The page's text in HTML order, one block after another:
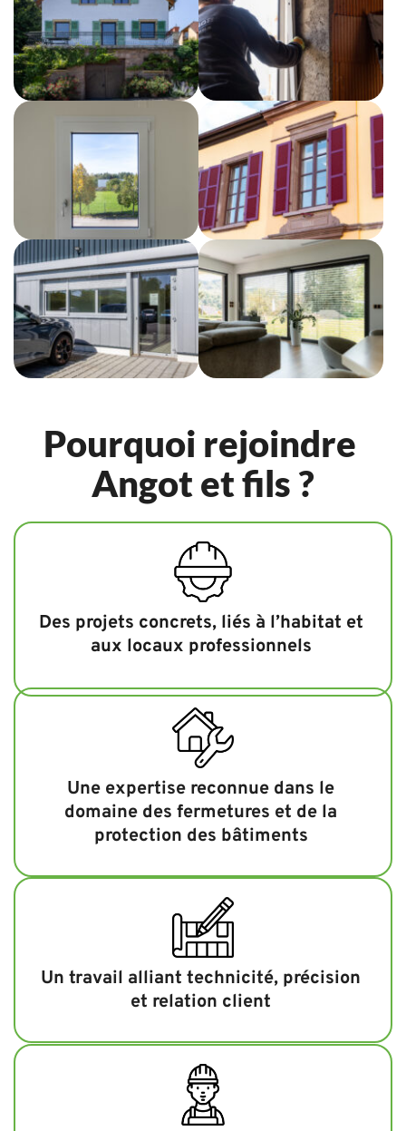
Pourquoi rejoindre
Angot et fils ?
Des projets concrets, liés à l’habitat et
aux locaux professionnels
Une expertise reconnue dans le
domaine des fermetures et de la
protection des bâtiments
Un travail alliant technicité, précision
et relation client